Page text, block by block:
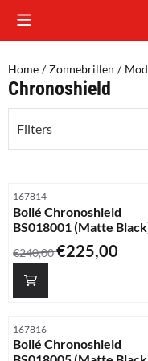
Cookievoorkeuren zijn
Home / Zonnebrillen /
Chronoshield
Filters
Artikelnummer
167814
Bollé Chronoshield
BS018001 (Matte
Van 240,00 voor 225,00
€240,00€225,00
Artikelnummer
167816
Bollé Chronoshield